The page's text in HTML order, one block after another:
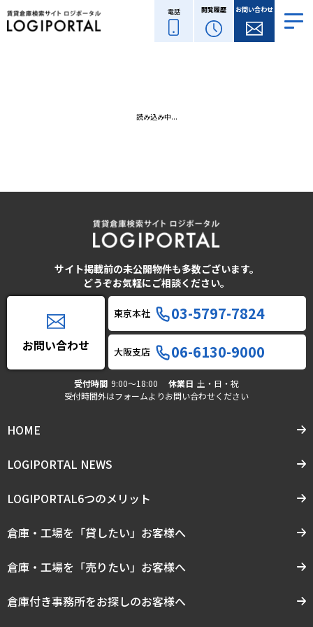
電話 閲覧履歴 お問い合わせ
読み込み中...
サイト掲載前の未公開物件も多数ございます。
どうぞお気軽にご相談ください。
お問い合わせ
東京本社 03-5797-7824
大阪支店 06-6130-9000
受付時間 9:00〜18:00 休業日 土・日・祝
受付時間外はフォームよりお問い合わせください
HOME
LOGIPORTAL NEWS
LOGIPORTAL6つのメリット
倉庫・工場を「貸したい」お客様へ
倉庫・工場を「売りたい」お客様へ
倉庫付き事務所をお探しのお客様へ